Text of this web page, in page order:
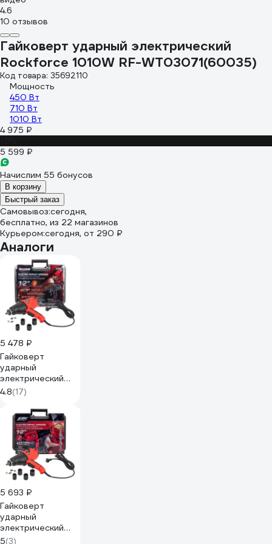
4.6
10 отзывов
Гайковерт ударный электрический
Rockforce 1010W RF-WT03071(60035)
Код товара: 35692110
Мощность
450 Вт
710 Вт
1010 Вт
4 975 ₽
5 599 ₽
Начислим 55 бонусов
В корзину
Быстрый заказ
Самовывоз:сегодня,
бесплатно, из 22 магазинов
Курьером:сегодня, от 290 ₽
Аналоги
5 478 ₽
Гайковерт
ударный
электрический
Forcekraft 1010W
FK-
WT03071(60034)
4.8(17)
5 693 ₽
Гайковерт
ударный
электрический
JBC 1/2, 1010W -
5(3)